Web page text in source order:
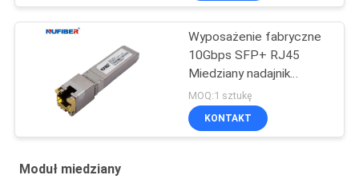
Wyposażenie fabryczne
10Gbps SFP+ RJ45
Miedziany nadajnik
elektryczny 10Gbase-T
Miedziany moduł 30m
MOQ:1 sztukę
KONTAKT
Moduł miedziany